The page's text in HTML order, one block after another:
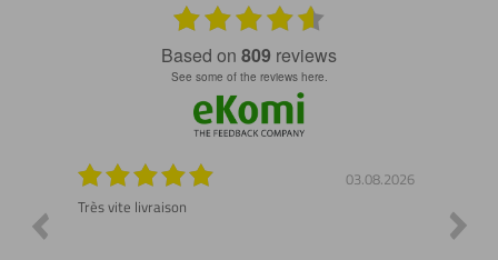
based on 809 reviews
see some of the reviews here.
03.08.2026
Très vite livraison
Top !